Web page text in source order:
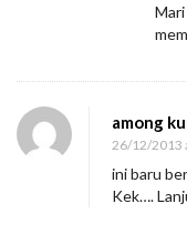
among
26/12/2013
ini baru
Kek….